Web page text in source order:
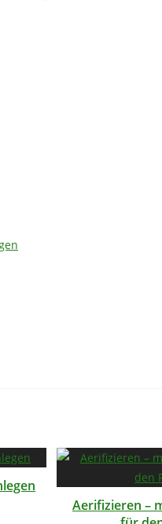
Aerifizieren –